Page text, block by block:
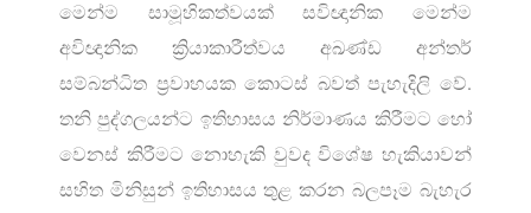
මෙන්ම සාමූහිකත්වයක් සවිඥානික මෙන්ම
අවිඥානික ක්‍රියාකාරීත්වය අඛණ්ඩ අන්තර්
සම්බන්ධිත ප්‍රවාහයක කොටස් බවත් පැහැදිලි වේ.
තනි පුද්ගලයන්ට ඉතිහාසය නිර්මාණය කිරීමට හෝ
වෙනස් කිරීමට නොහැකි වුවද විශේෂ හැකියාවන්
සහිත මිනිසුන් ඉතිහාසය තුළ කරන බලපෑම බැහැර